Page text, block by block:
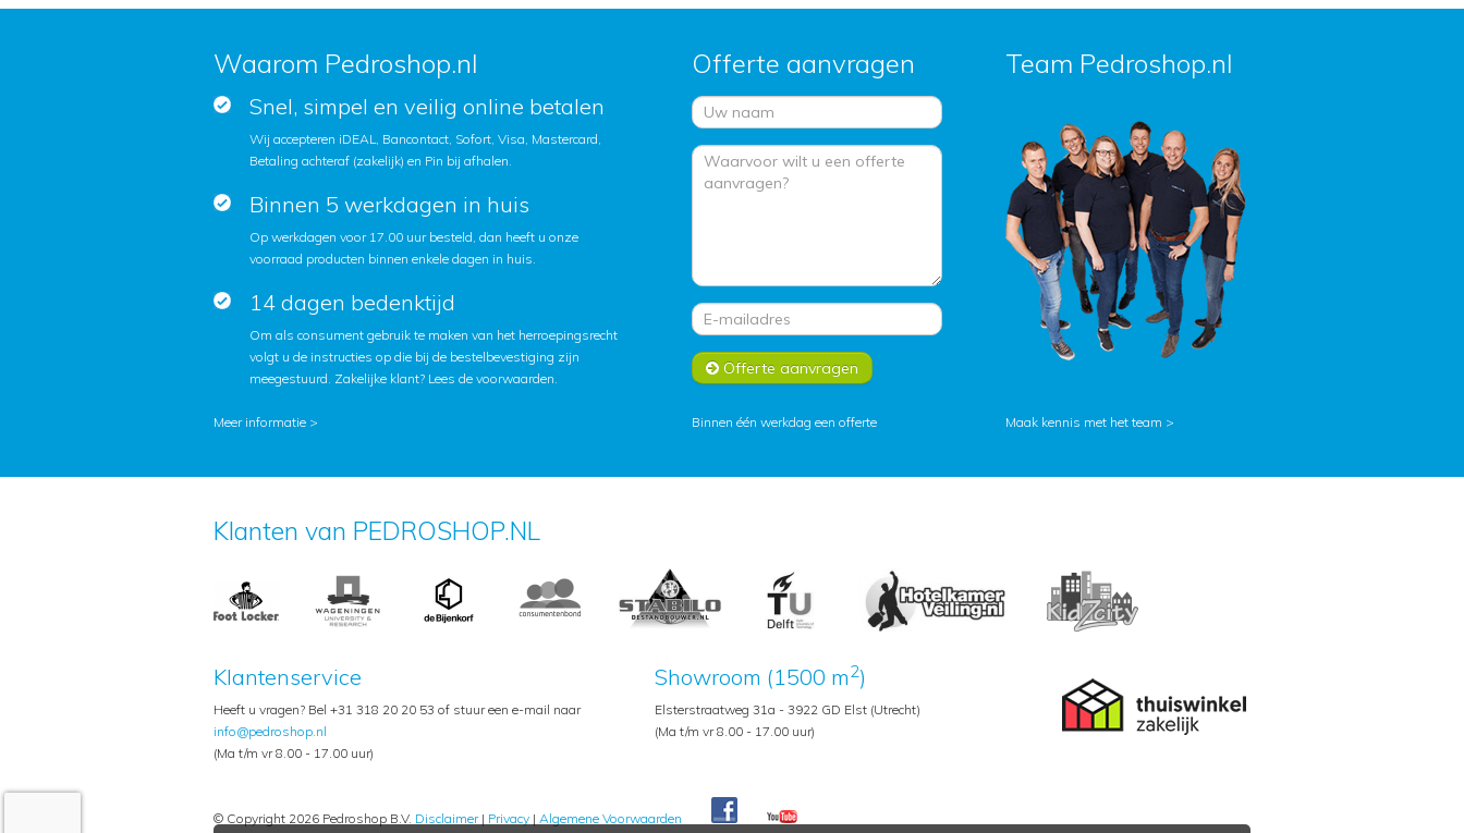
Waarom Pedroshop.nl
Snel, simpel en veilig online betalen
Wij accepteren iDEAL, Bancontact, Sofort, Visa, Mastercard,
Betaling achteraf (zakelijk) en Pin bij afhalen.
Binnen 5 werkdagen in huis
Op werkdagen voor 17.00 uur besteld, dan heeft u onze
voorraad producten binnen enkele dagen in huis.
14 dagen bedenktijd
Om als consument gebruik te maken van het herroepingsrecht
volgt u de instructies op die bij de bestelbevestiging zijn
meegestuurd. Zakelijke klant? Lees de voorwaarden.
Offerte aanvragen
Offerte aanvragen
Team Pedroshop.nl
Meer informatie > Binnen één werkdag een offerte Maak kennis met het team >
Klanten van PEDROSHOP.NL
Klantenservice
Heeft u vragen? Bel +31 318 20 20 53 of stuur een e-mail naar
info@pedroshop.nl
(Ma t/m vr 8.00 - 17.00 uur)
Showroom (1500 m2)
Elsterstraatweg 31a - 3922 GD Elst (Utrecht)
(Ma t/m vr 8.00 - 17.00 uur)
© Copyright 2026 Pedroshop B.V. Disclaimer| Privacy | Algemene Voorwaarden
Pedroshop